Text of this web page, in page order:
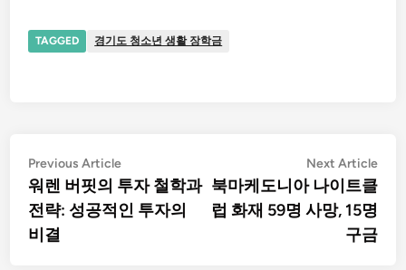
TAGGED 경기도 청소년 생활 장학금
글
탐
색
Previous ArticlePrevious
article:
워렌 버핏의 투자 철학과
전략: 성공적인 투자의
비결
Next Article
북마케도니아 나이트클
럽 화재 59명 사망, 15명
구금